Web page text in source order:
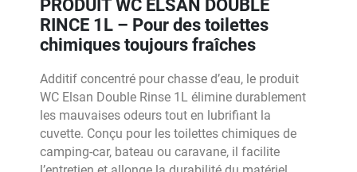
PRODUIT WC ELSAN DOUBLE
RINCE 1L – Pour des toilettes
chimiques toujours fraîches
Additif concentré pour chasse d’eau, le produit
WC Elsan Double Rinse 1L élimine durablement
les mauvaises odeurs tout en lubrifiant la
cuvette. Conçu pour les toilettes chimiques de
camping-car, bateau ou caravane, il facilite